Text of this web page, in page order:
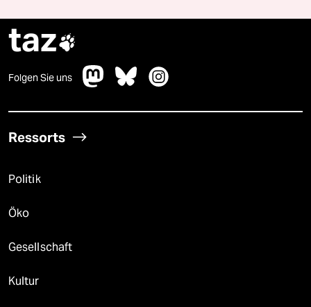
taz
Folgen Sie uns
Ressorts
Politik
Öko
Gesellschaft
Kultur